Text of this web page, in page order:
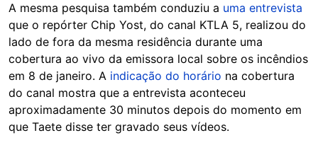
A mesma pesquisa também conduziu a uma entrevista
que o repórter Chip Yost, do canal KTLA 5, realizou do
lado de fora da mesma residência durante uma
cobertura ao vivo da emissora local sobre os incêndios
em 8 de janeiro. A indicação do horário na cobertura
do canal mostra que a entrevista aconteceu
aproximadamente 30 minutos depois do momento em
que Taete disse ter gravado seus vídeos.